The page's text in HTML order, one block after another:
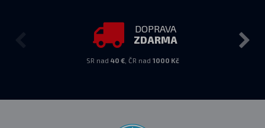
DOPRAVA
ZDARMA
SR nad 40 €, ČR nad 1000 Kč